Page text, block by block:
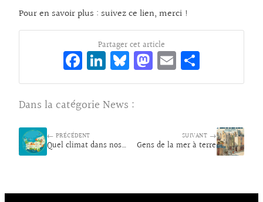
Pour en savoir plus : suivez ce lien, merci !
Partager cet article
Fa
ce
bo
o
k
Li
n
ke
dI
n
Bl
ue
sk
M
as
o
n
E
m rt
Dans la catégorie News :
← PRÉCÉDENT
Quel climat dans nos parcs en 2100 ?
SUIVANT →
Gens de la mer à terre